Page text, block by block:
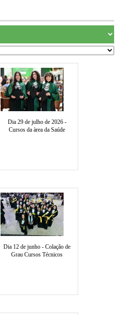
Dia 29 de julho de 2026 -
Cursos da àrea da Saúde
Dia 12 de junho - Colação de
Grau Cursos Técnicos